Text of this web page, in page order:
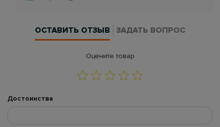
ОСТАВИТЬ ОТЗЫВ ЗАДАТЬ ВОПРОС
Оцените товар
Достоинства